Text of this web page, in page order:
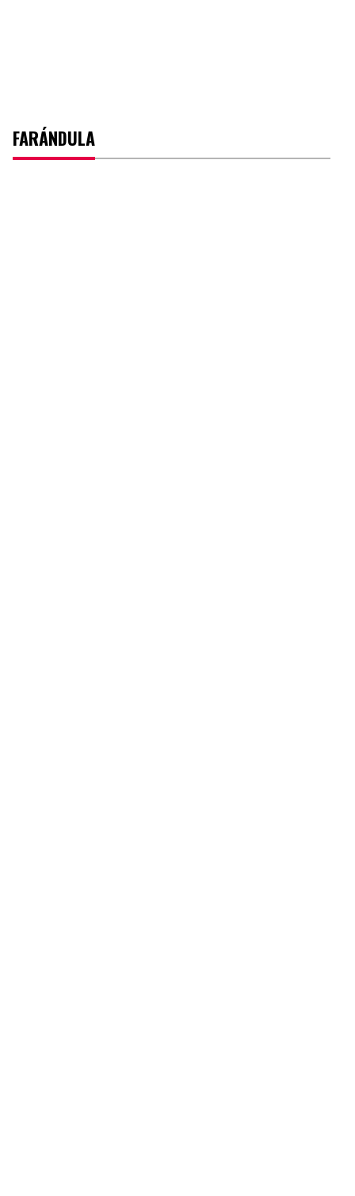
FARÁNDULA